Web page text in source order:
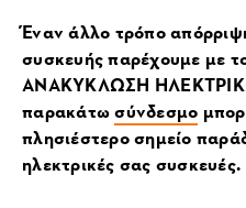
Έναν άλλο τρόπο
συσκευής παρέχουμε με
ΑΝΑΚΥΚΛΩΣΗ
παρακάτωσύνδεσμο
πλησιέστερο σημείο
ηλεκτρικές σας συσκευές.